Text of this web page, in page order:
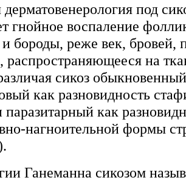
под
гнойное воспаление
и бороды, реже век,
распространяющееся на
сикоз
как разновидность
как
нагноительной формы
Ганеманна сикозом